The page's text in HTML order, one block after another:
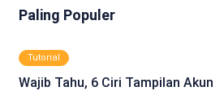
Paling Populer
Tutorial
Wajib Tahu, 6 Ciri Tampilan Akun